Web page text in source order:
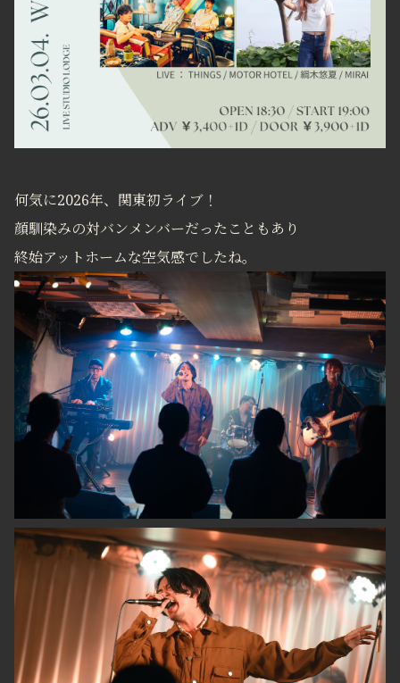
何気に2026年、関東初ライブ！
顔馴染みの対バンメンバーだったこともあり
終始アットホームな空気感でしたね。